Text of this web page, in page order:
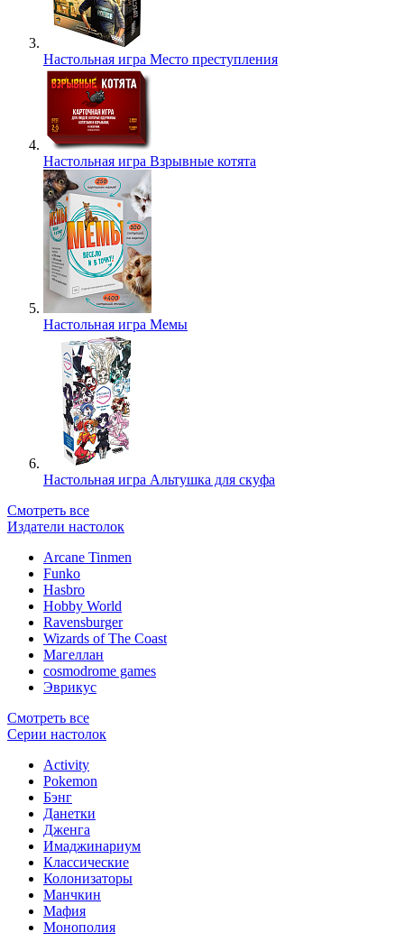
Настольная игра Место преступления
Настольная игра Взрывные котята
Настольная игра Мемы
Настольная игра Альтушка для скуфа
Смотреть все
Издатели настолок
Arcane Tinmen
Funko
Hasbro
Hobby World
Ravensburger
Wizards of The Coast
Магеллан
сosmodrome games
Эврикус
Смотреть все
Серии настолок
Activity
Pokemon
Бэнг
Данетки
Дженга
Имаджинариум
Классические
Колонизаторы
Манчкин
Мафия
Монополия